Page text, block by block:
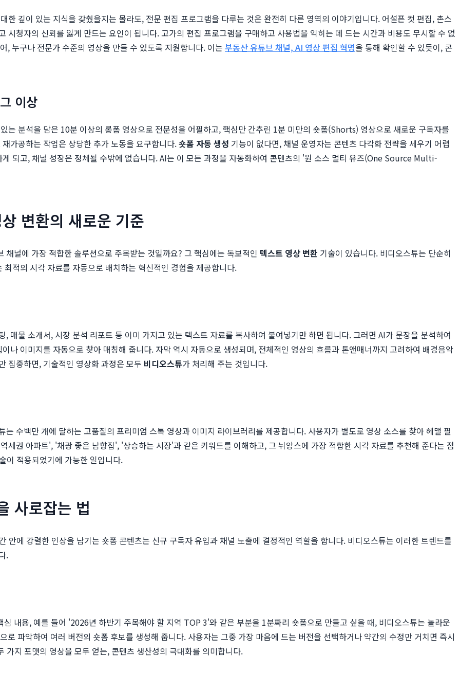
한 깊이 있는 지식을 갖췄을지는 몰라도, 전문 편집 프로그램을 다루는 것은 완전히 다른 영역의 이야기입니다. 어설픈 컷 편집, 촌스
시청자의 신뢰를 잃게 만드는 요인이 됩니다. 고가의 편집 프로그램을 구매하고 사용법을 익히는 데 드는 시간과 비용도 무시할 수 없
, 누구나 전문가 수준의 영상을 만들 수 있도록 지원합니다. 이는 부동산 유튜브 채널, AI 영상 편집 혁명을 통해 확인할 수 있듯이, 콘
이상
는 분석을 담은 10분 이상의 롱폼 영상으로 전문성을 어필하고, 핵심만 간추린 1분 미만의 숏폼(Shorts) 영상으로 새로운 구독자를
가공하는 작업은 상당한 추가 노동을 요구합니다.숏폼 자동 생성 기능이 없다면, 채널 운영자는 콘텐츠 다각화 전략을 세우기 어렵
되고, 채널 성장은 정체될 수밖에 없습니다. AI는 이 모든 과정을 자동화하여 콘텐츠의 '원 소스 멀티 유즈(One Source Multi-
변환의 새로운 기준
널에 가장 적합한 솔루션으로 주목받는 것일까요? 그 핵심에는 독보적인 텍스트 영상 변환 기술이 있습니다. 비디오스튜는 단순히
적의 시각 자료를 자동으로 배치하는 혁신적인 경험을 제공합니다.
매물 소개서, 시장 분석 리포트 등 이미 가지고 있는 텍스트 자료를 복사하여 붙여넣기만 하면 됩니다. 그러면 AI가 문장을 분석하여
나 이미지를 자동으로 찾아 매칭해 줍니다. 자막 역시 자동으로 생성되며, 전체적인 영상의 흐름과 톤앤매너까지 고려하여 배경음악
집중하면, 기술적인 영상화 과정은 모두 비디오스튜가 처리해 주는 것입니다.
수백만 개에 달하는 고품질의 프리미엄 스톡 영상과 이미지 라이브러리를 제공합니다. 사용자가 별도로 영상 소스를 찾아 헤맬 필
세권 아파트', '채광 좋은 남향집', '상승하는 시장'과 같은 키워드를 이해하고, 그 뉘앙스에 가장 적합한 시각 자료를 추천해 준다는 점
이 적용되었기에 가능한 일입니다.
사로잡는 법
안에 강렬한 인상을 남기는 숏폼 콘텐츠는 신규 구독자 유입과 채널 노출에 결정적인 역할을 합니다. 비디오스튜는 이러한 트렌드를
.
내용, 예를 들어 '2026년 하반기 주목해야 할 지역 TOP 3'와 같은 부분을 1분짜리 숏폼으로 만들고 싶을 때, 비디오스튜는 놀라운
파악하여 여러 버전의 숏폼 후보를 생성해 줍니다. 사용자는 그중 가장 마음에 드는 버전을 선택하거나 약간의 수정만 거치면 즉시
지 포맷의 영상을 모두 얻는, 콘텐츠 생산성의 극대화를 의미합니다.